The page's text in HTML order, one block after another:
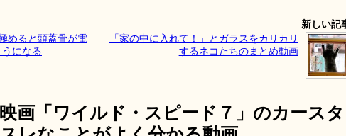
めると頭蓋骨が電
になる
新しい記
「家の中に入れて！」とガラスをカリカリ
するネコたちのまとめ動画
画「ワイルド・スピード７」のカースタ